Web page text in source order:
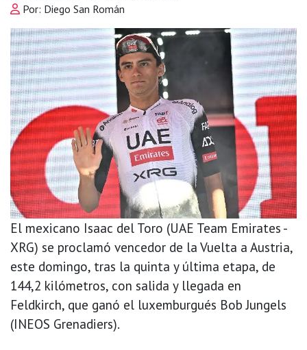
Por: Diego San Román
El mexicano Isaac del Toro (UAE Team Emirates -
XRG) se proclamó vencedor de la Vuelta a Austria,
este domingo, tras la quinta y última etapa, de
144,2 kilómetros, con salida y llegada en
Feldkirch, que ganó el luxemburgués Bob Jungels
(INEOS Grenadiers).